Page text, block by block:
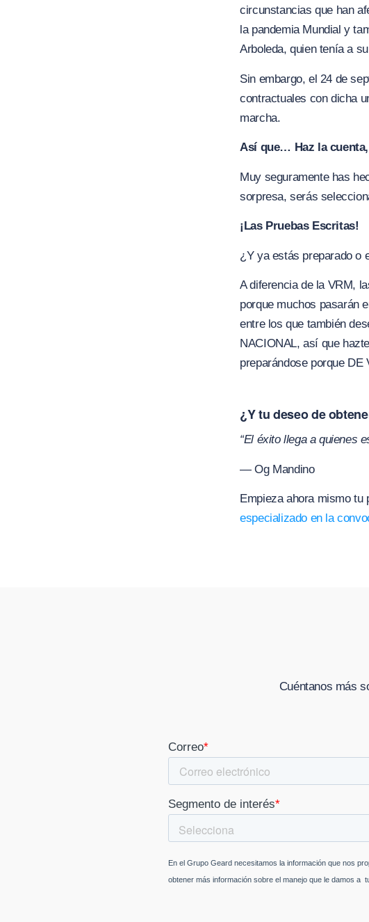
circunstancias que han
la pandemia Mundial y
Arboleda, quien tenía a
Sin embargo, el 24 de
contractuales con dicha
marcha.
Así que… Haz la
Muy seguramente has
sorpresa, serás
¡Las Pruebas Escritas!
¿Y ya estás preparado o
A diferencia de la VRM,
porque muchos pasarán
entre los que también
NACIONAL, así que
preparándose porque
¿Y tu deseo de
“El éxito llega a quienes
― Og Mandino
Empieza ahora mismo
especializado en la
Cuéntanos más